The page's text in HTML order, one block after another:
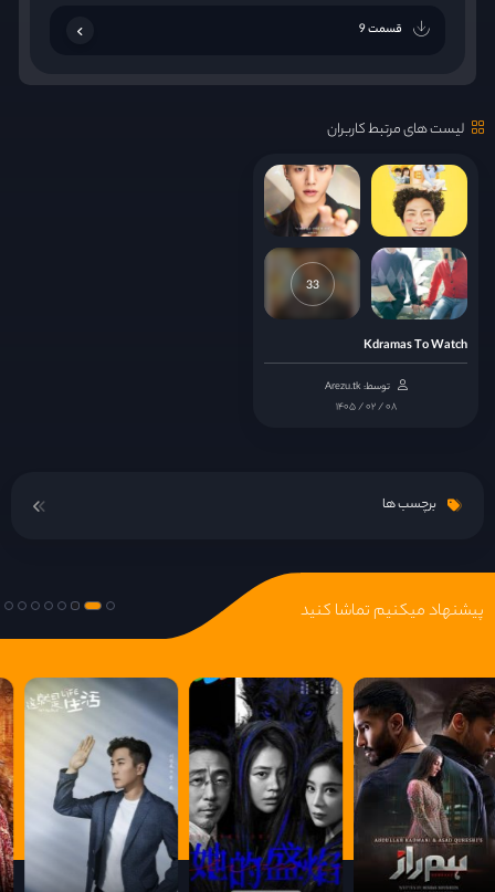
قسمت 9
قسمت 10
قسمت 12
قسمت 13
قسمت 14
قسمت 15
لیست های مرتبط کاربران
33
Kdramas To Watch
توسط: Arezu.tk
۱۴۰۵ / ۰۲ / ۰۸
برچسب ها
پیشنهاد میکنیم تماشا کنید